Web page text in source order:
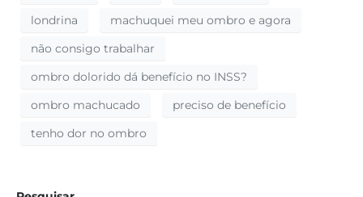
londrina
machuquei meu ombro e agora
não consigo trabalhar
ombro dolorido dá benefício no INSS?
ombro machucado
preciso de benefício
tenho dor no ombro